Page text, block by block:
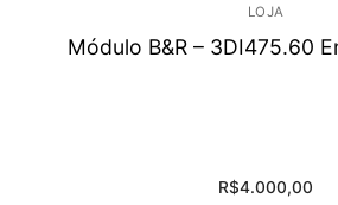
LOJA
Módulo B&R – 3DI475.60
R$4.000,00